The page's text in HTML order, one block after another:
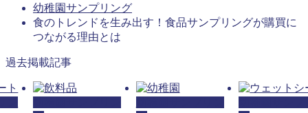
幼稚園サンプリング
食のトレンドを生み出す！食品サンプリングが購買に
つながる理由とは
過去掲載記事